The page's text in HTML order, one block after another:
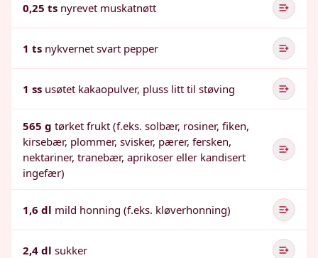
0,25 ts nyrevet muskatnøtt
1 ts nykvernet svart pepper
1 ss usøtet kakaopulver, pluss litt til støving
565 g tørket frukt (f.eks. solbær, rosiner, fiken,
kirsebær, plommer, svisker, pærer, fersken,
nektariner, tranebær, aprikoser eller kandisert
ingefær)
1,6 dl mild honning (f.eks. kløverhonning)
2,4 dl sukker